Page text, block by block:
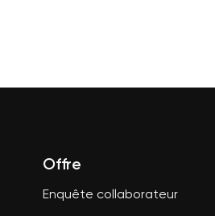
Offre
Enquête collaborateur